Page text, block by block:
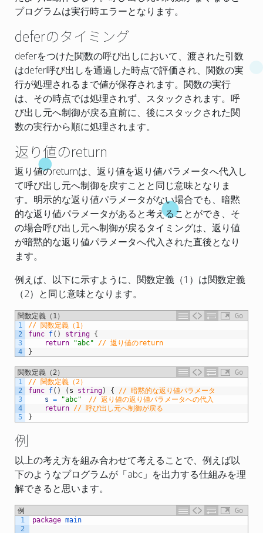
プログラムは実行時エラーとなります。
deferのタイミング
deferをつけた関数の呼び出しにおいて、渡された引数
はdefer呼び出しを通過した時点で評価され、関数の実
行が処理されるまで値が保存されます。関数の実行
は、その時点では処理されず、スタックされます。呼
び出し元へ制御が戻る直前に、後にスタックされた関
数の実行から順に処理されます。
返り値のreturn
返り値のreturnは、返り値を返り値パラメータへ代入し
て呼び出し元へ制御を戻すことと同じ意味となりま
す。明示的な返り値パラメータがない場合でも、暗黙
的な返り値パラメータがあると考えることができ、そ
の場合呼び出し元へ制御が戻るタイミングは、返り値
が暗黙的な返り値パラメータへ代入された直後となり
ます。
例えば、以下に示すように、関数定義（1）は関数定義
（2）と同じ意味となります。
関数定義（1）
Go
1
2
3
4
// 関数定義（1）
func f( ) string {
return
"abc"
// 返り値のreturn
}
関数定義（2）
Go
1
2
3
4
5
// 関数定義（2）
func f( ) ( s string) {
// 暗黙的な返り値パラメータ
s = "abc"
// 返り値の返り値パラメータへの代入
return // 呼び出し元へ制御が戻る
}
例
以上の考え方を組み合わせて考えることで、例えば以
下のようなプログラムが「abc」を出力する仕組みを理
解できると思います。
例
Go
1
2
package main